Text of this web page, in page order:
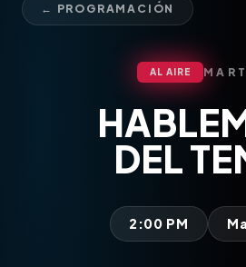
← PROGRAMACIÓN
AL AIRE
DEL
2:00 PM